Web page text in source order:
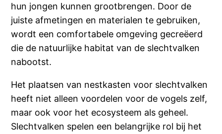
hun jongen kunnen grootbrengen. Door de
juiste afmetingen en materialen te gebruiken,
wordt een comfortabele omgeving gecreëerd
die de natuurlijke habitat van de slechtvalken
nabootst.
Het plaatsen van nestkasten voor slechtvalken
heeft niet alleen voordelen voor de vogels zelf,
maar ook voor het ecosysteem als geheel.
Slechtvalken spelen een belangrijke rol bij het